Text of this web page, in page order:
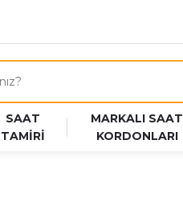
SAAT
TAMİRİ
MARKALI SAAT
KORDONLARI